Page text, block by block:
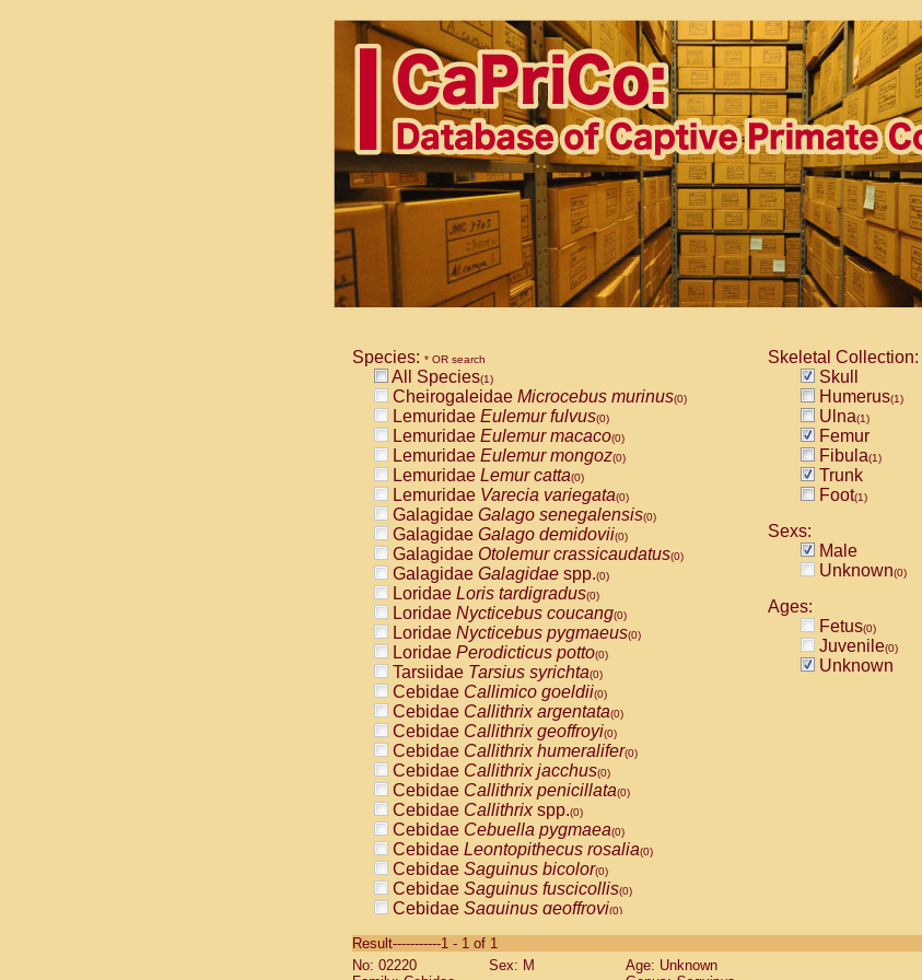
Species: * OR search
All Species(1)
Cheirogaleidae Microcebus murinus(0)
Lemuridae Eulemur fulvus(0)
Lemuridae Eulemur macaco(0)
Lemuridae Eulemur mongoz(0)
Lemuridae Lemur catta(0)
Lemuridae Varecia variegata(0)
Galagidae Galago senegalensis(0)
Galagidae Galago demidovii(0)
Galagidae Otolemur crassicaudatus(0)
Galagidae Galagidae spp.(0)
Loridae Loris tardigradus(0)
Loridae Nycticebus coucang(0)
Loridae Nycticebus pygmaeus(0)
Loridae Perodicticus potto(0)
Tarsiidae Tarsius syrichta(0)
Cebidae Callimico goeldii(0)
Cebidae Callithrix argentata(0)
Cebidae Callithrix geoffroyi(0)
Cebidae Callithrix humeralifer(0)
Cebidae Callithrix jacchus(0)
Cebidae Callithrix penicillata(0)
Cebidae Callithrixspp.(0)
Cebidae Cebuella pygmaea(0)
Cebidae Leontopithecus rosalia(0)
Cebidae Saguinus bicolor(0)
Cebidae Saguinus fuscicollis(0)
Cebidae Saguinus geoffroyi(0)
CebidaeSaguinus labiatus(0)
Cebidae Saguinus leucopus (0)
Skeletal Collection:
Skull
Humerus(1)
Ulna(1)
Femur
Fibula(1)
Trunk
Foot(1)
Sexs:
Male
Unknown(0)
Ages:
Fetus(0)
Juvenile(0)
Unknown
Result-----------1 - 1 of 1
No: 02220
Sex: M
Age: Unknown